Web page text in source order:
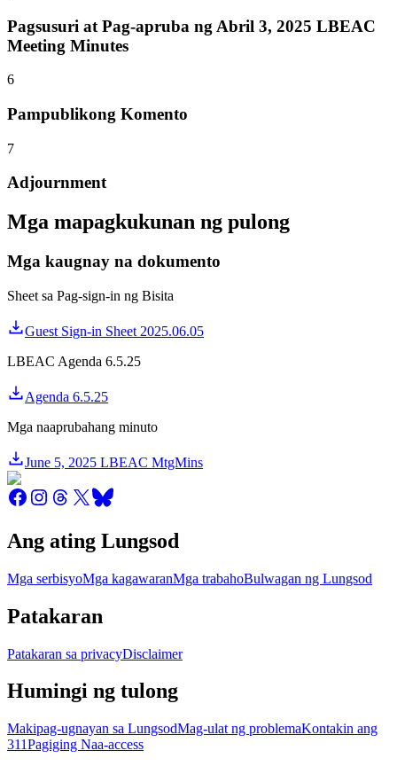
Pagsusuri at Pag-apruba ng Abril 3, 2025 LBEAC
Meeting Minutes
6
Pampublikong Komento
7
Adjournment
Mga mapagkukunan ng pulong
Mga kaugnay na dokumento
Sheet sa Pag-sign-in ng Bisita
Guest Sign-in Sheet 2025.06.05
LBEAC Agenda 6.5.25
Agenda 6.5.25
Mga naaprubahang minuto
June 5, 2025 LBEAC MtgMins
Ang ating Lungsod
Mga serbisyoMga kagawaranMga trabahoBulwagan ng Lungsod
Patakaran
Patakaran sa privacyDisclaimer
Humingi ng tulong
Makipag-ugnayan sa LungsodMag-ulat ng problemaKontakin ang
311Pagiging Naa-access